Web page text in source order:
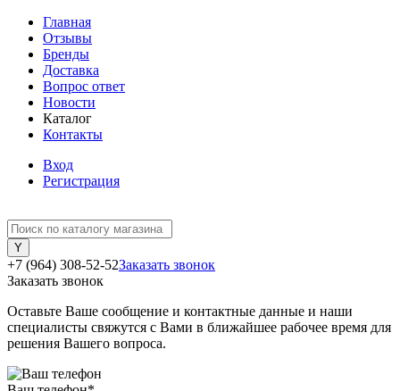
Главная
Отзывы
Бренды
Доставка
Вопрос ответ
Новости
Каталог
Контакты
Вход
Регистрация
+7 (964) 308-52-52Заказать звонок
Заказать звонок
Оставьте Ваше сообщение и контактные данные и наши
специалисты свяжутся с Вами в ближайшее рабочее время для
решения Вашего вопроса.